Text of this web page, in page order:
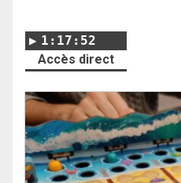
1:17:52
Accès direct